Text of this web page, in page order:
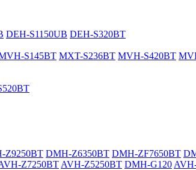
DEH-S1150UB DEH-S320BT
S145BT MXT-S236BT MVH-S420BT
Z9250BT DMH-Z6350BT DMH-ZF7650BT
Z7250BT AVH-Z5250BT DMH-G120